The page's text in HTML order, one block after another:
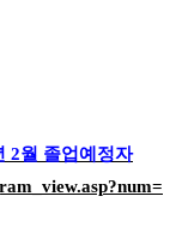
2월 졸업예정자